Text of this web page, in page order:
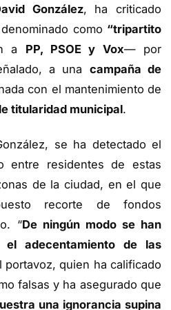
González, ha criticado
como “tripartito
a PP, PSOE y Vox— por
a una campaña de
con el mantenimiento de
titularidad municipal.
se ha detectado el
entre residentes de estas
de la ciudad, en el que
recorte de fondos
“De ningún modo se han
adecentamiento de las
portavoz, quien ha calificado
falsas y ha asegurado que
una ignorancia supina